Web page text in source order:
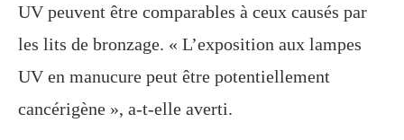
UV peuvent être comparables à ceux causés par
les lits de bronzage. « L’exposition aux lampes
UV en manucure peut être potentiellement
cancérigène », a-t-elle averti.